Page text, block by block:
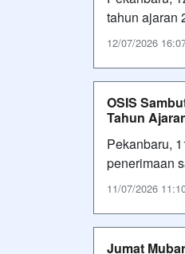
tahun ajaran
12/07/2026
OSIS
Tahun
Pekanbaru,
penerimaan
11/07/2026
Jumat